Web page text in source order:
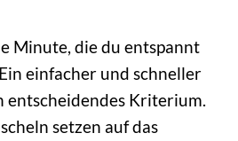
Minute, die du entspannt
einfacher und schneller
entscheidendes Kriterium.
setzen auf das